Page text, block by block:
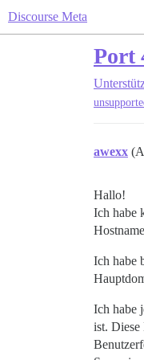
Discourse Meta
Port
awexx
Hallo!
Ich habe
Ich habe
Ich habe
ist. Diese